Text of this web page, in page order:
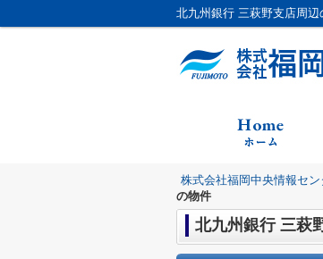
北九州銀行 三萩野支店周
株式会社福岡中央情報セン
の物件
北九州銀行 三萩